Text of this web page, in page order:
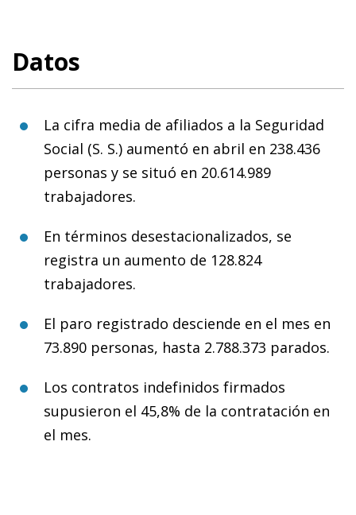
Datos
La cifra media de afiliados a la Seguridad
Social (S. S.) aumentó en abril en 238.436
personas y se situó en 20.614.989
trabajadores.
En términos desestacionalizados, se
registra un aumento de 128.824
trabajadores.
El paro registrado desciende en el mes en
73.890 personas, hasta 2.788.373 parados.
Los contratos indefinidos firmados
supusieron el 45,8% de la contratación en
el mes.